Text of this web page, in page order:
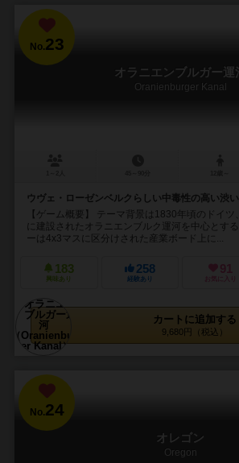
No.23
オラニエンブルガー運
Oranienburger Kanal
ウヴェ・ローゼンベルクらしい中毒性の高い渋
【ゲーム概要】 テーマ背景は1830年頃のドイツ
に建設されたオラニエンブルク運河を中心とす
ーは4x3マスに区分けされた産業ボード上に...
183
興味あり
258
経験あり
91
お気に入り
カートに追加する
9,680円（税込）
No.24
オレゴン
Oregon